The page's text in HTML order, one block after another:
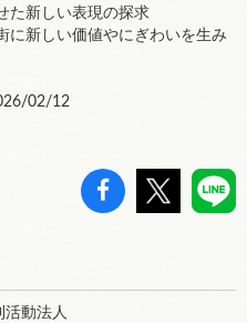
た新しい表現の探求
に新しい価値やにぎわいを生み
02/12
活動法人